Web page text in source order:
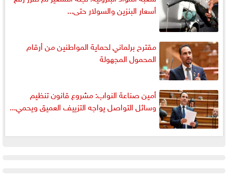
أسعار البنزين والسولار حتى...
مقترح برلماني لحماية المواطنين من أرقام
المحمول المجهولة
أمين صناعة النواب: مشروع قانون تنظيم
وسائل التواصل يواجه التزييف العميق ويحمي...